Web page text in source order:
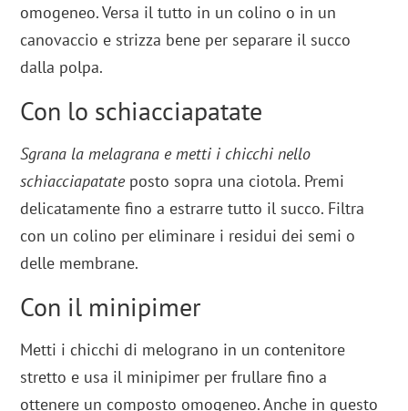
omogeneo. Versa il tutto in un colino o in un
canovaccio e strizza bene per separare il succo
dalla polpa.
Con lo schiacciapatate
Sgrana la melagrana e metti i chicchi nello
schiacciapatateposto sopra una ciotola. Premi
delicatamente fino a estrarre tutto il succo. Filtra
con un colino per eliminare i residui dei semi o
delle membrane.
Con il minipimer
Metti i chicchi di melograno in un contenitore
stretto e usa il minipimer per frullare fino a
ottenere un composto omogeneo. Anche in questo